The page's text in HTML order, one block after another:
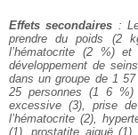
Effets secondaires :
prendre du poids (2
l’hématocrite (2 %)
développement de
dans un groupe de 1
25 personnes (1 6 %)
excessive (3), prise
l’hématocrite (2),
(1), prostatite aiguë